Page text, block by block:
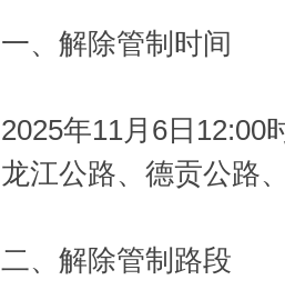
一、解除管制时间
2025年11月6日12:00
龙江公路、德贡公路
二、解除管制路段